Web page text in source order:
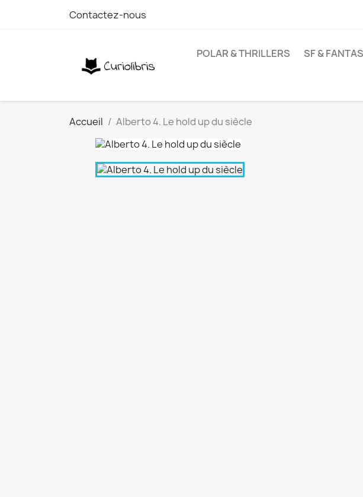
Contactez-nous
POLAR & THRILLERS SF &
Accueil Alberto 4. Le hold up du siècle